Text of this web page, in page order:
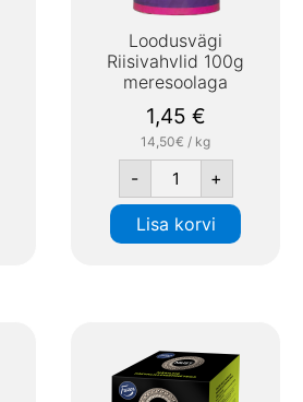
Loodusvägi
Riisivahvlid 100g
meresoolaga
1,45 €
14,50€ / kg
- +
Lisa korvi